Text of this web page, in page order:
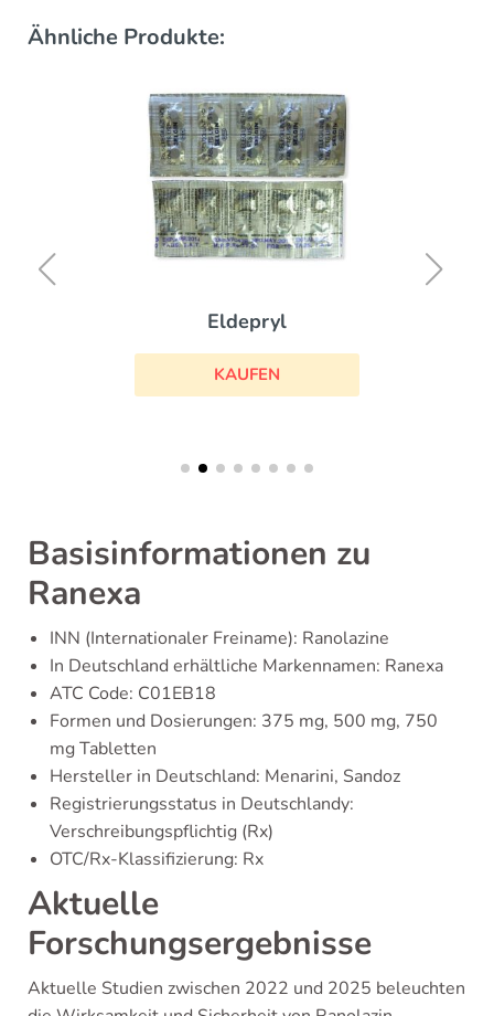
Ähnliche Produkte:
Eldepryl
KAUFEN
Basisinformationen zu
Ranexa
INN (Internationaler Freiname): Ranolazine
In Deutschland erhältliche Markennamen: Ranexa
ATC Code: C01EB18
Formen und Dosierungen: 375 mg, 500 mg, 750
mg Tabletten
Hersteller in Deutschland: Menarini, Sandoz
Registrierungsstatus in Deutschlandy:
Verschreibungspflichtig (Rx)
OTC/Rx-Klassifizierung: Rx
Aktuelle
Forschungsergebnisse
Aktuelle Studien zwischen 2022 und 2025 beleuchten